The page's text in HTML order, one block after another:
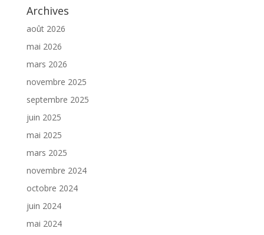
Archives
août 2026
mai 2026
mars 2026
novembre 2025
septembre 2025
juin 2025
mai 2025
mars 2025
novembre 2024
octobre 2024
juin 2024
mai 2024